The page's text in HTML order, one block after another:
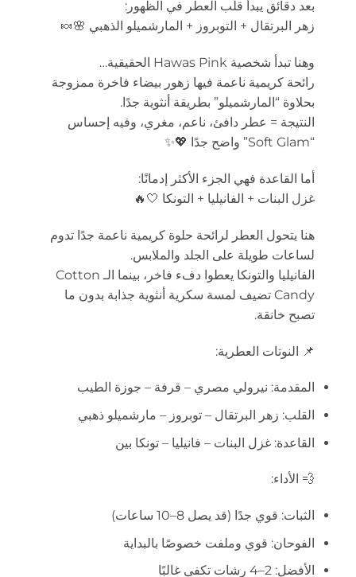
بعد دقائق يبدأ قلب العطر في الظهور:
زهر البرتقال + التوبروز + المارشميلو الذهبي 🌸🍬
وهنا تبدأ شخصية Hawas Pink الحقيقية…
رائحة كريمية ناعمة فيها زهور بيضاء فاخرة ممزوجة
بحلاوة “المارشميلو” بطريقة أنثوية جدًا.
النتيجة = عطر دافئ، ناعم، مغري، وفيه إحساس
“Soft Glam” واضح جدًا 💖✨
أما القاعدة فهي الجزء الأكثر إدمانًا:
غزل البنات + الفانيليا + التونكا 🤍🔥
هنا يتحول العطر لرائحة حلوة كريمية ناعمة جدًا تدوم
لساعات طويلة على الجلد والملابس.
الفانيليا والتونكا يعطوا دفء فاخر، بينما الـ Cotton
Candy تضيف لمسة سكرية أنثوية جذابة بدون ما
تصبح خانقة.
📌 النوتات العطرية:
المقدمة: نيرولي مصري – قرفة – جوزة الطيب
القلب: زهر البرتقال – توبروز – مارشميلو ذهبي
القاعدة: غزل البنات – فانيليا – تونكا بين
💨 الأداء:
الثبات: قوي جدًا (قد يصل 8–10 ساعات)
الفوحان: قوي وملفت خصوصًا بالبداية
الأفضل: 2–4 رشات تكفي غالبًا